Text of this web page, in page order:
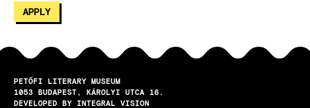
PETŐFI LITERARY MUSEUM
1053
BUDAPEST
KÁROLYI UTCA 16.
DEVELOPED BY INTEGRAL VISION